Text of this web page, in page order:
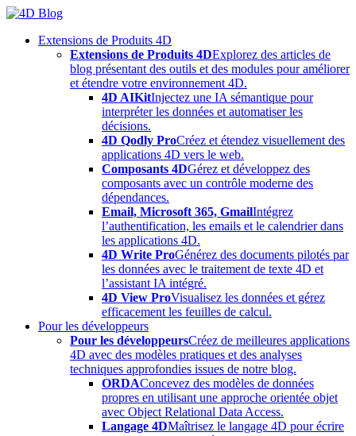
Skip
contentExtensions de Produits 4D
Extensions de Produits 4DExplorez des articles de
blog présentant des outils et des modules pour améliorer
et étendre votre environnement 4D.
4D AIKitInjectez une IA sémantique pour
interpréter les données et automatiser les
décisions.
4D Qodly ProCréez et étendez visuellement des
applications 4D vers le web.
Composants 4DGérez et développez des
composants avec un contrôle moderne des
dépendances.
Email, Microsoft 365, GmailIntégrez
l’authentification, les emails et le calendrier dans
les applications 4D.
4D Write ProGénérez des documents pilotés par
les données avec le traitement de texte 4D et
l’assistant IA intégré.
4D View ProVisualisez les données et gérez
efficacement les feuilles de calcul.
Pour les développeurs
Pour les développeursCréez de meilleures applications
4D avec des modèles pratiques et des analyses
techniques approfondies issues de notre blog.
ORDAConcevez des modèles de données
propres en utilisant une approche orientée objet
avec Object Relational Data Access.
Langage 4DMaîtrisez le langage 4D pour écrire